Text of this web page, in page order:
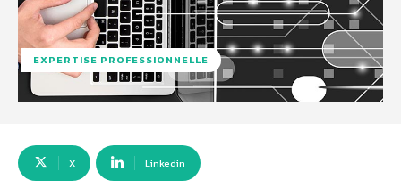
EXPERTISE PROFESSIONNELLE
X Linkedin